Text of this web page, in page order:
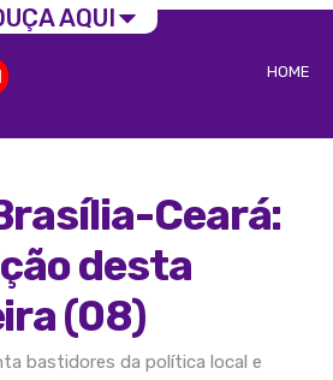
HOME
Ceará:
desta
(08)
bastidores da política local e
AQUI